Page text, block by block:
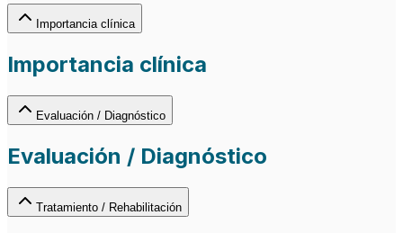
Importancia clínica
Importancia clínica
Evaluación / Diagnóstico
Evaluación / Diagnóstico
Tratamiento / Rehabilitación